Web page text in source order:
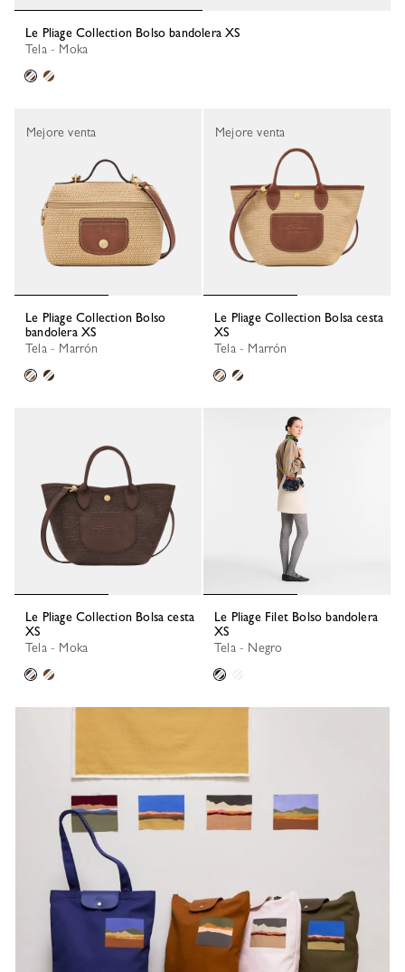
Le Pliage Collection Bolso bandolera XS
Tela - Moka
Le Pliage Collection Bolso
bandolera XS
Tela - Marrón
Mejore venta
Le Pliage Collection Bolsa cesta
XS
Tela - Marrón
Mejore venta
Le Pliage Collection Bolsa cesta
XS
Tela - Moka
Le Pliage Filet Bolso bandolera
XS
Tela - Negro